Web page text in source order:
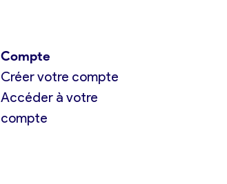
Compte
Créer votre compte
Accéder à votre
compte